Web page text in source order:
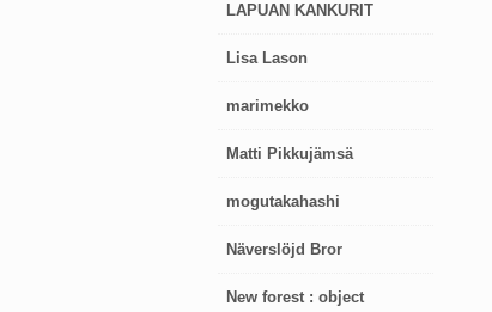
LAPUAN KANKURIT
Lisa Lason
marimekko
Matti Pikkujämsä
mogutakahashi
Näverslöjd Bror
New forest : object